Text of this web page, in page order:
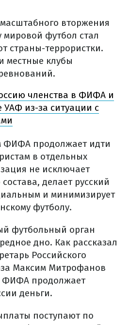
вторжения
мировой футбол стал
страны-террористки.
местные клубы
членства в ФИФА и
из-за ситуации с
ФИФА продолжает идти
в отдельных
не исключает
делает русский
и минимизирует
футболу.
футбольный орган
дно. Как рассказал
Российского
Максим Митрофанов
ФИФА продолжает
деньги.
поступают по